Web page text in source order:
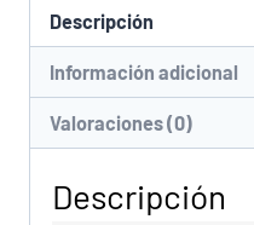
Descripción
Información adicional
Valoraciones (0)
Descripción